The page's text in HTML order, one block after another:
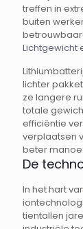
treffen in
buiten
Lichtgewicht
lichter
ze langere
totale
efficiëntie
verplaatsen
beter
De
In het hart
tientallen